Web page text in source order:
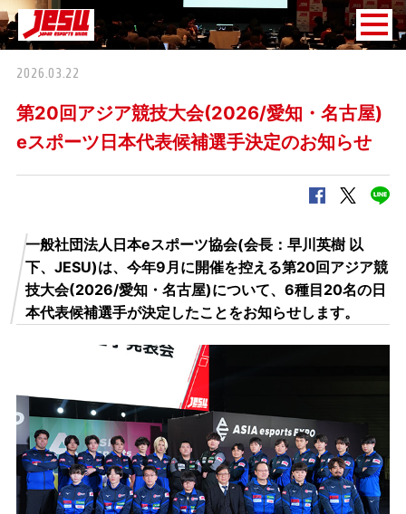
2026.03.22
第20回アジア競技大会(2026/愛知・名古屋)
eスポーツ日本代表候補選手決定のお知らせ
一般社団法人日本eスポーツ協会(会長：早川英樹 以
下、JESU)は、今年9月に開催を控える第20回アジア競
技大会(2026/愛知・名古屋)について、6種目20名の日
本代表候補選手が決定したことをお知らせします。